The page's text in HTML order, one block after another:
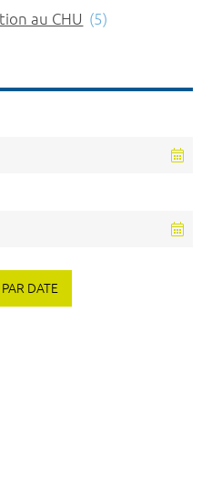
au CHU (5)
PAR DATE